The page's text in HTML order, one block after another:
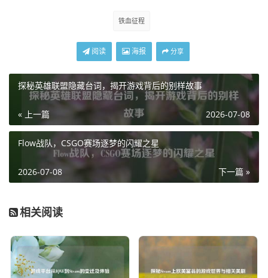
策略与决策的博弈
二战题材的 Steam 战略游戏核心魅力在于策略的运用，玩家
需要在复杂的战场局势中做出明智决策，从部队的部署、资
源的调配到战术的制定，每一步都关乎战争的胜负，合理规
军的护航与作战行动，都需要玩家具备高超的战略眼光和决
战、对中立国的争取以及对敌人的分化瓦解，都能在战争天
平上产生微妙的变化。
铁血征程
阅读 海报 分享
探秘英雄联盟隐藏台词，揭开游戏背后的别样故事
« 上一篇 2026-07-08
Flow战队，CSGO赛场逐梦的闪耀之星
下一篇 »
2026-07-08
相关阅读